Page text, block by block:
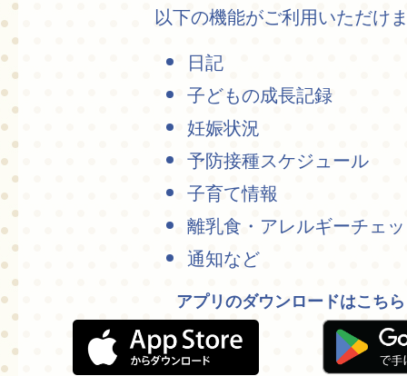
以下の機能がご利用いただけ
日記
子どもの成長記録
妊娠状況
予防接種スケジュール
子育て情報
離乳食・アレルギーチェ
通知など
アプリのダウンロードはこちら